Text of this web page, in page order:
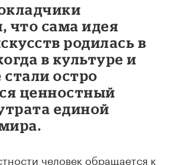
что сама идея
родилась в
в культуре и
остро
ценностный
единой
человек обращается к